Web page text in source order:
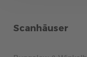
Scanhäuser